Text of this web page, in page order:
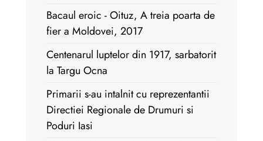
Bacaul eroic - Oituz, A treia poarta de
fier a Moldovei, 2017
Centenarul luptelor din 1917, sarbatorit
la Targu Ocna
Primarii s-au intalnit cu reprezentantii
Directiei Regionale de Drumuri si
Poduri Iasi